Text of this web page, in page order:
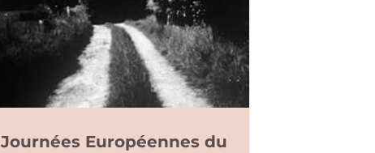
Journées Européennes du